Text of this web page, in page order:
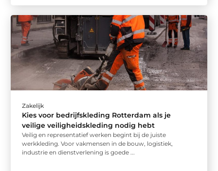
Zakelijk
Kies voor bedrijfskleding Rotterdam als je
veilige veiligheidskleding nodig hebt
Veilig en representatief werken begint bij de juiste
werkkleding. Voor vakmensen in de bouw, logistiek,
industrie en dienstverlening is goede ...